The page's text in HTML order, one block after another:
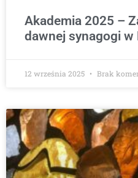
Akademia 2025 –
dawnej synagogi w
12 września 2025 Brak